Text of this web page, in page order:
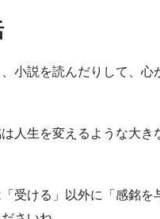
小説を読んだりして、
人生を変えるような大
受ける」以外に「感銘